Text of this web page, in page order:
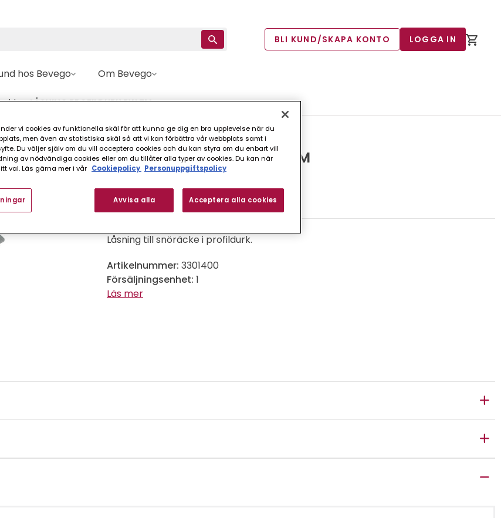
BLI KUND/SKAPA KONTO LOGGA IN
hos Bevego Om Bevego
LÅSNING PROFILDURK PW ZM
Per Wikstrand
LÅSNING PROFILDURK PW ZM
FINNS I FLER VARIANTER (4)
Låsning till snöräcke i profildurk.
Artikelnummer: 3301400
Försäljningsenhet: 1
Läs mer
vi cookies av funktionella skäl för att kunna ge dig en bra upplevelse när du
men även av statistiska skäl så att vi kan förbättra vår webbplats samt i
Du väljer själv om du vill acceptera cookies och du kan styra om du enbart vill
av nödvändiga cookies eller om du tillåter alla typer av cookies. Du kan när
val. Läs gärna mer i vår Cookiepolicy Personuppgiftspolicy
Avvisa alla Acceptera alla cookies